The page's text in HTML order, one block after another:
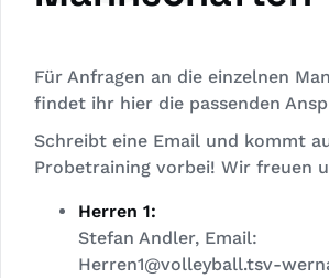
Für Anfragen an die einzelnen
findet ihr hier die passenden
Schreibt eine Email und kommt
Probetraining vorbei! Wir freuen
Herren 1:
Stefan Andler, Email:
Herren1@volleyball.tsv-